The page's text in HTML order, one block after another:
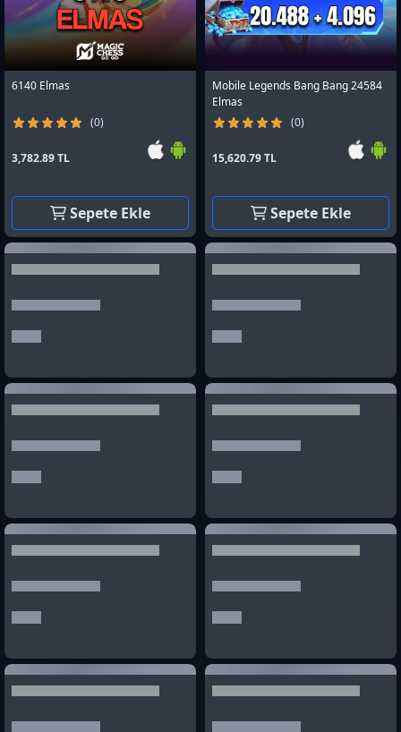
6140 Elmas
(0)
3,782.89 TL
Sepete Ekle
Mobile Legends Bang Bang 24584
Elmas
(0)
15,620.79 TL
Sepete Ekle